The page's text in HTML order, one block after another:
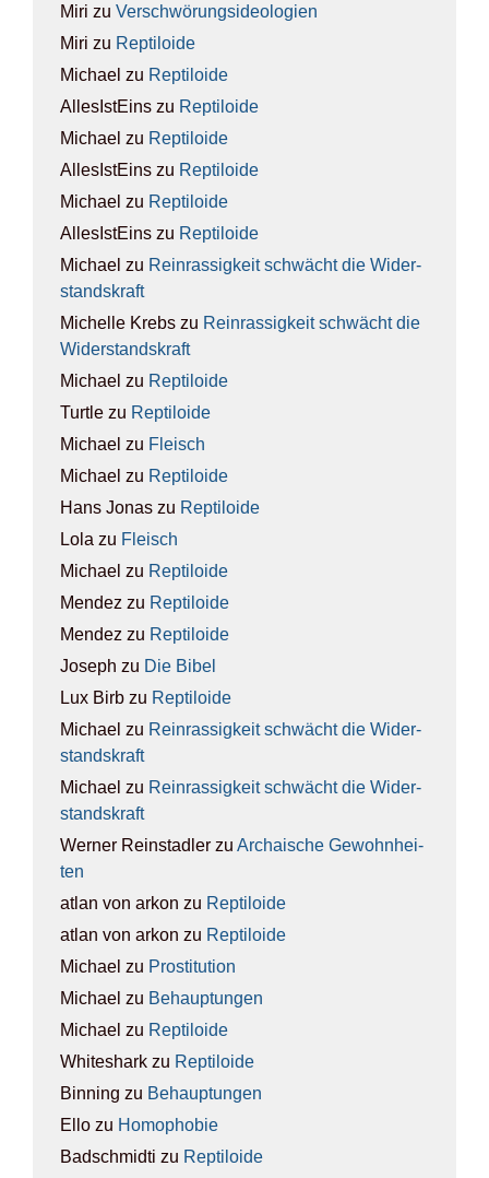
Miri zu Ver­schwö­rungs­ideo­lo­gien
Miri zu Rep­ti­lo­ide
Michael zu Rep­ti­lo­ide
AllesIstEins zu Rep­ti­lo­ide
Michael zu Rep­ti­lo­ide
AllesIstEins zu Rep­ti­lo­ide
Michael zu Rep­ti­lo­ide
AllesIstEins zu Rep­ti­lo­ide
Michael zu Rein­ras­sig­keit schwächt die Wider­
stands­kraft
Michelle Krebs zu Rein­ras­sig­keit schwächt die
Wider­stands­kraft
Michael zu Rep­ti­lo­ide
Turtle zu Rep­ti­lo­ide
Michael zu Fleisch
Michael zu Rep­ti­lo­ide
Hans Jonas zu Rep­ti­lo­ide
Lola zu Fleisch
Michael zu Rep­ti­lo­ide
Mendez zu Rep­ti­lo­ide
Mendez zu Rep­ti­lo­ide
Joseph zu Die Bibel
Lux Birb zu Rep­ti­lo­ide
Michael zu Rein­ras­sig­keit schwächt die Wider­
stands­kraft
Michael zu Rein­ras­sig­keit schwächt die Wider­
stands­kraft
Werner Reinstadler zu Archai­sche Gewohn­hei­
ten
atlan von arkon zu Rep­ti­lo­ide
atlan von arkon zu Rep­ti­lo­ide
Michael zu Pro­sti­tu­ti­on
Michael zu Behaup­tun­gen
Michael zu Rep­ti­lo­ide
Whiteshark zu Rep­ti­lo­ide
Binning zu Behaup­tun­gen
Ello zu Homo­pho­bie
Badschmidti zu Rep­ti­lo­ide